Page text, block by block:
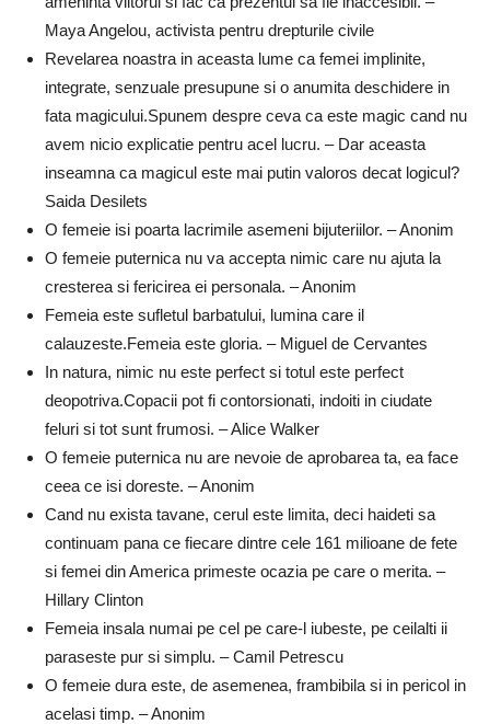
Maya Angelou, activista pentru drepturile civile
Revelarea noastra in aceasta lume ca femei implinite,
integrate, senzuale presupune si o anumita deschidere in
fata magicului.Spunem despre ceva ca este magic cand nu
avem nicio explicatie pentru acel lucru. – Dar aceasta
inseamna ca magicul este mai putin valoros decat logicul?
Saida Desilets
O femeie isi poarta lacrimile asemeni bijuteriilor. – Anonim
O femeie puternica nu va accepta nimic care nu ajuta la
cresterea si fericirea ei personala. – Anonim
Femeia este sufletul barbatului, lumina care il
calauzeste.Femeia este gloria. – Miguel de Cervantes
In natura, nimic nu este perfect si totul este perfect
deopotriva.Copacii pot fi contorsionati, indoiti in ciudate
feluri si tot sunt frumosi. – Alice Walker
O femeie puternica nu are nevoie de aprobarea ta, ea face
ceea ce isi doreste. – Anonim
Cand nu exista tavane, cerul este limita, deci haideti sa
continuam pana ce fiecare dintre cele 161 milioane de fete
si femei din America primeste ocazia pe care o merita. –
Hillary Clinton
Femeia insala numai pe cel pe care-l iubeste, pe ceilalti ii
paraseste pur si simplu. – Camil Petrescu
O femeie dura este, de asemenea, frambibila si in pericol in
acelasi timp. – Anonim